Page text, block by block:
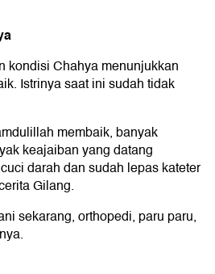
kondisi Chahya menunjukkan
Istrinya saat ini sudah tidak
membaik, banyak
keajaiban yang datang
darah dan sudah lepas kateter
Gilang.
sekarang, orthopedi, paru paru,